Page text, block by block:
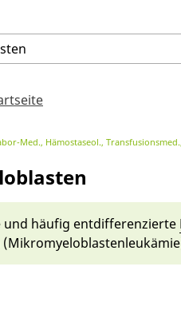
Med., Hämostaseol.,
und häu­fig ent­differenzier­te